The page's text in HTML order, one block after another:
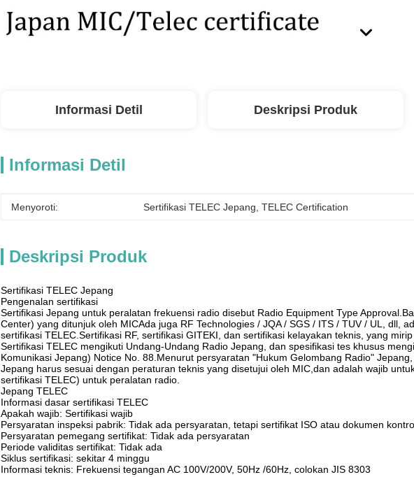
Informasi Detil Deskripsi Produk
Informasi Detil
Menyoroti: Sertifikasi TELEC Jepang TELEC Certification
Deskripsi Produk
Sertifikasi TELEC Jepang
Pengenalan sertifikasi
Sertifikasi Jepang untuk peralatan frekuensi radio disebut Radio Equipment Type
Center) yang ditunjuk oleh MICAda juga RF Technologies / JQA / SGS / ITS / TUV / UL, dll,
sertifikasi TELEC.Sertifikasi RF, sertifikasi GITEKI, dan sertifikasi kelayakan teknis, yang
Sertifikasi TELEC mengikuti Undang-Undang Radio Jepang, dan spesifikasi tes khusus
Komunikasi Jepang) Notice No. 88.Menurut persyaratan "Hukum Gelombang Radio"
Jepang harus sesuai dengan peraturan teknis yang disetujui oleh MIC,dan adalah wajib
sertifikasi TELEC) untuk peralatan radio.
Jepang TELEC
Informasi dasar sertifikasi TELEC
Apakah wajib: Sertifikasi wajib
Persyaratan inspeksi pabrik: Tidak ada persyaratan, tetapi sertifikat ISO atau dokumen
Persyaratan pemegang sertifikat: Tidak ada persyaratan
Periode validitas sertifikat: Tidak ada
Siklus sertifikasi: sekitar 4 minggu
Informasi teknis: Frekuensi tegangan AC 100V/200V, 50Hz /60Hz, colokan JIS 8303